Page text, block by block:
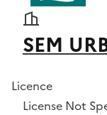
SEM
Licence
License Not